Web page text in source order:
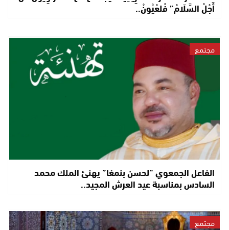
أَجْلْ السَّلَامْ” فْلعْيُونْ..
مجتمع
الفاعل الجمعوي “لحسن بنمغا” يهنئ الملك محمد
السادس بمناسبة عيد العرش المجيد..
مجتمع